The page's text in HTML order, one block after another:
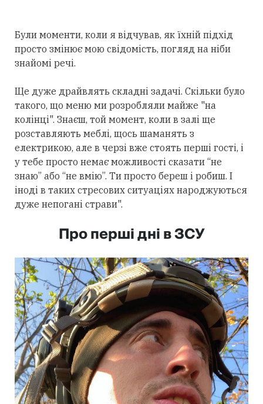
Були моменти, коли я відчував, як їхній підхід
просто змінює мою свідомість, погляд на ніби
знайомі речі.
Ще дуже драйвлять складні задачі. Скільки було
такого, що меню ми розробляли майже "на
колінці". Знаєш, той момент, коли в залі ще
розставляють меблі, щось шаманять з
електрикою, але в черзі вже стоять перші гості, і
у тебе просто немає можливості сказати “не
знаю” або “не вмію”. Ти просто береш і робиш. І
іноді в таких стресових ситуаціях народжуються
дуже непогані страви".
Про перші дні в ЗСУ